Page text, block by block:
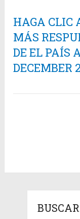
HAGA CLIC
MÁS
DE EL PAÍS
DECEMBER